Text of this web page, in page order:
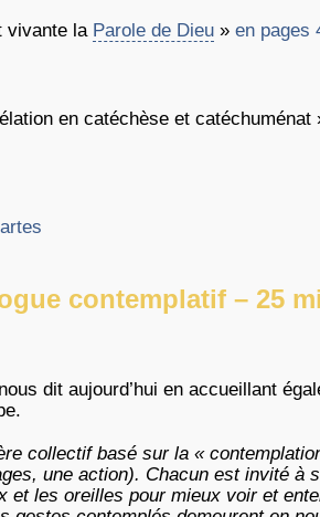
vivante la Parole de Dieu » en pages
en catéchèse et catéchuménat
contemplatif – 25
dit aujourd’hui en accueillant
collectif basé sur la «
une action). Chacun est invité à
et les oreilles pour mieux voir et